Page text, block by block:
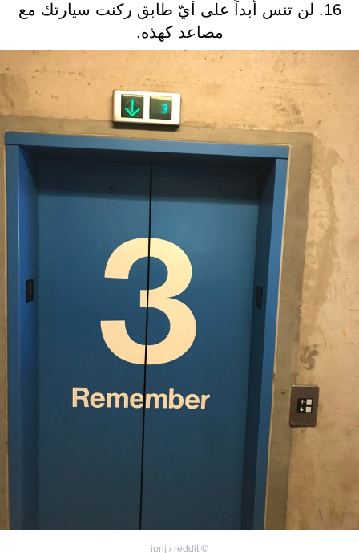
16. لن تنس أبداً على أيّ طابق ركنت سيارتك مع
مصاعد كهذه.
©
iunj / reddit